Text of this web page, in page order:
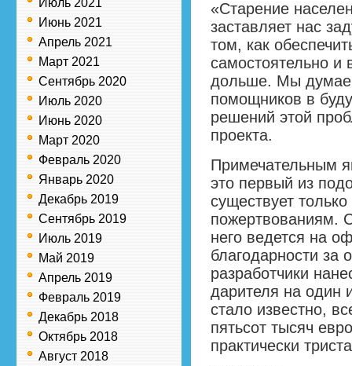
Июль 2021
Июнь 2021
Апрель 2021
Март 2021
Сентябрь 2020
Июль 2020
Июнь 2020
Март 2020
Февраль 2020
Январь 2020
Декабрь 2019
Сентябрь 2019
Июль 2019
Май 2019
Апрель 2019
Февраль 2019
Декабрь 2018
Октябрь 2018
Август 2018
«Старение
заставляет нас
том, как
самостоятельно и
дольше. Мы
помощников в
решений этой
проекта.
Примечательным
это первый из
существует
пожертвованиям.
него ведется на
благодарности за
разработчики
дарителя на один
стало известно,
пятьсот тысяч
практически